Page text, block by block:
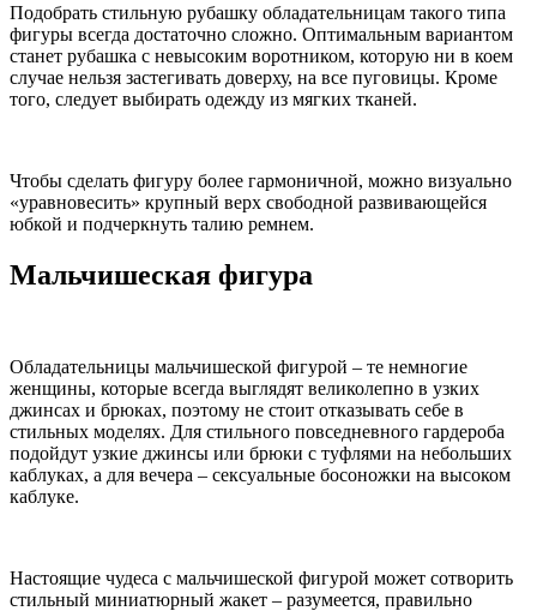
Подобрать стильную рубашку обладательницам такого типа
фигуры всегда достаточно сложно. Оптимальным вариантом
станет рубашка с невысоким воротником, которую ни в коем
случае нельзя застегивать доверху, на все пуговицы. Кроме
того, следует выбирать одежду из мягких тканей.
Чтобы сделать фигуру более гармоничной, можно визуально
«уравновесить» крупный верх свободной развивающейся
юбкой и подчеркнуть талию ремнем.
Мальчишеская фигура
Обладательницы мальчишеской фигурой – те немногие
женщины, которые всегда выглядят великолепно в узких
джинсах и брюках, поэтому не стоит отказывать себе в
стильных моделях. Для стильного повседневного гардероба
подойдут узкие джинсы или брюки с туфлями на небольших
каблуках, а для вечера – сексуальные босоножки на высоком
каблуке.
Настоящие чудеса с мальчишеской фигурой может сотворить
стильный миниатюрный жакет – разумеется, правильно